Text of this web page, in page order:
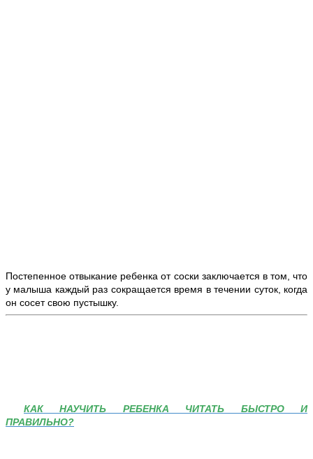
Постепенное отвыкание ребенка от соски заключается в том, что
у малыша каждый раз сокращается время в течении суток, когда
он сосет свою пустышку.
КАК НАУЧИТЬ РЕБЕНКА ЧИТАТЬ БЫСТРО И
ПРАВИЛЬНО?